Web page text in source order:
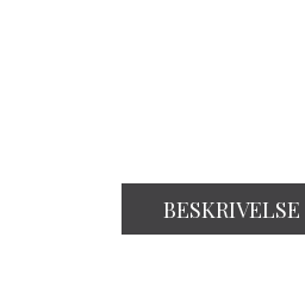
BESKRIVELSE